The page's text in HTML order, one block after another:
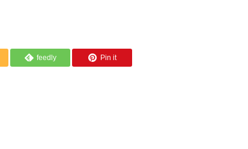
feedly Pin it